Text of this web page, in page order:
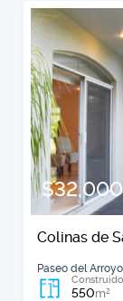
Colinas de
Paseo del
Construido
550m2